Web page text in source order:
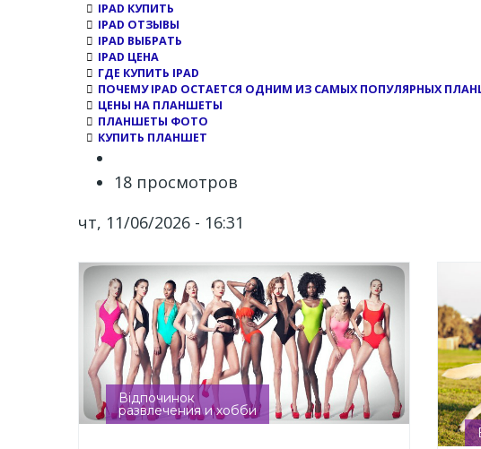
IPAD КУПИТЬ
IPAD ОТЗЫВЫ
IPAD ВЫБРАТЬ
IPAD ЦЕНА
ГДЕ КУПИТЬ IPAD
ПОЧЕМУ IPAD ОСТАЕТСЯ ОДНИМ ИЗ САМЫХ ПОПУЛЯРНЫХ
ЦЕНЫ НА ПЛАНШЕТЫ
ПЛАНШЕТЫ ФОТО
КУПИТЬ ПЛАНШЕТ
18 просмотров
чт, 11/06/2026 - 16:31
Відпочинок
развлечения и хобби